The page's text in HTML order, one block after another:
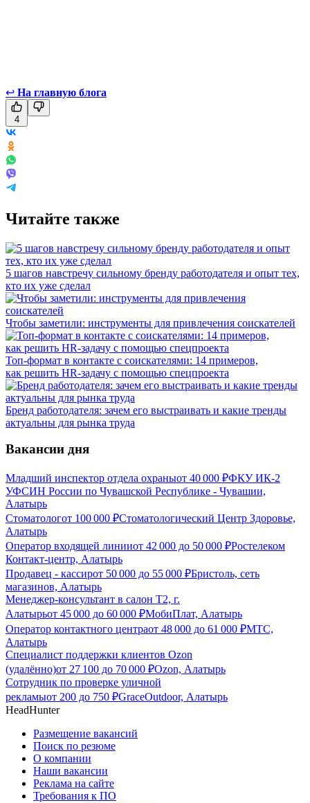
↩ На главную блога
4
Читайте также
5 шагов навстречу сильному бренду работодателя и опыт тех,
кто их уже сделал
Чтобы заметили: инструменты для привлечения соискателей
Топ-формат в контакте с соискателями: 14 примеров,
как решить HR-задачу с помощью спецпроекта
Бренд работодателя: зачем его выстраивать и какие тренды
актуальны для рынка труда
Вакансии дня
Младший инспектор отдела охраныот 40 000 ₽ФКУ ИК-2
УФСИН России по Чувашской Республике - Чувашии,
Алатырь
Стоматологот 100 000 ₽Стоматологический Центр Здоровье,
Алатырь
Оператор входящей линииот 42 000 до 50 000 ₽Ростелеком
Контакт-центр, Алатырь
Продавец - кассирот 50 000 до 55 000 ₽Бристоль, сеть
магазинов, Алатырь
Менеджер-консультант в салон Т2, г.
Алатырьот 45 000 до 60 000 ₽МобиПлат, Алатырь
Оператор контактного центраот 48 000 до 61 000 ₽МТС,
Алатырь
Специалист поддержки клиентов Ozon
(удалённо)от 27 100 до 70 000 ₽Ozon, Алатырь
Сотрудник по проверке уличной
рекламыот 200 до 750 ₽GraceOutdoor, Алатырь
HeadHunter
Размещение вакансий
Поиск по резюме
О компании
Наши вакансии
Реклама на сайте
Требования к ПО